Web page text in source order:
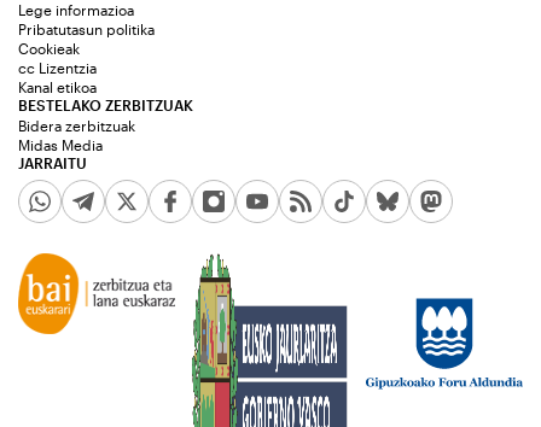
JARRAITU
Lege informazioa
Pribatutasun politika
Cookieak
cc Lizentzia
Kanal etikoa
BESTELAKO ZERBITZUAK
Bidera zerbitzuak
Midas Media